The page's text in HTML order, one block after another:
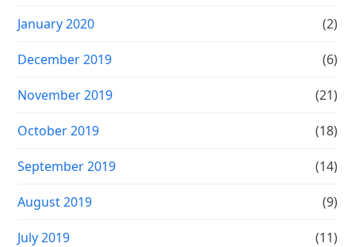
January 2020 (2)
December 2019 (6)
November 2019 (21)
October 2019 (18)
September 2019 (14)
August 2019 (9)
July 2019 (11)